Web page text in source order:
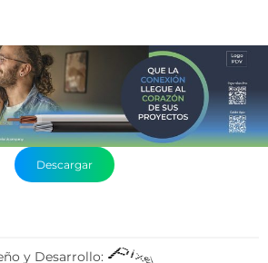
Descargar
y Desarrollo: